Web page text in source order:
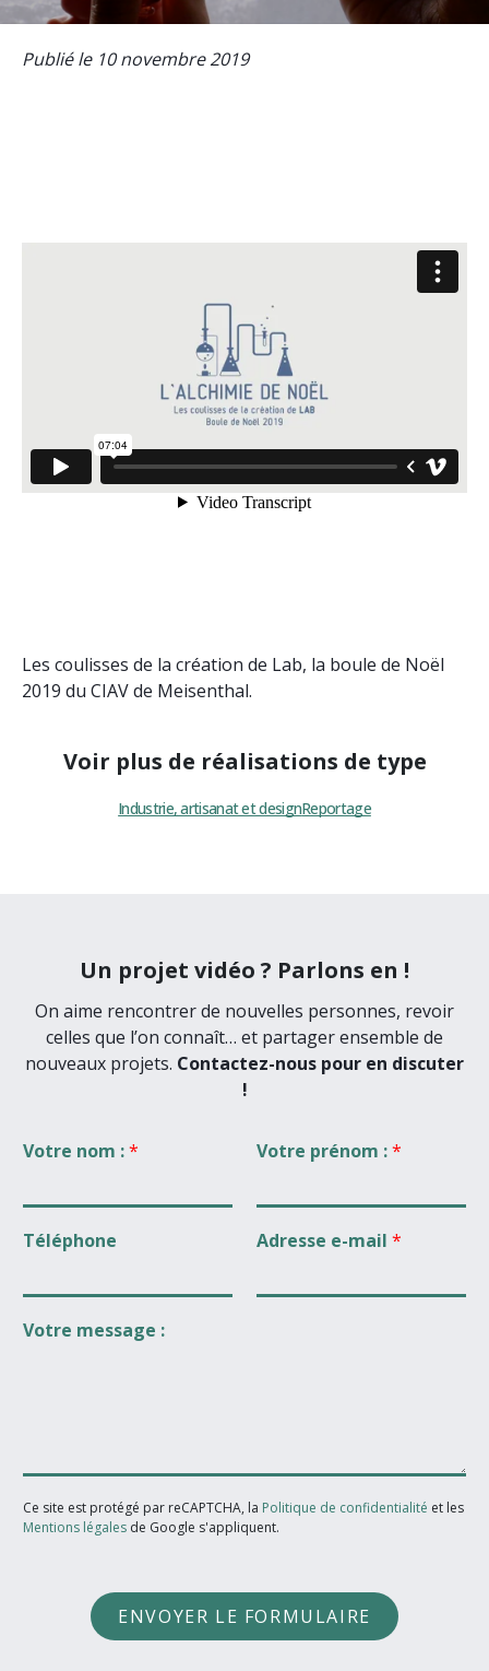
Publié le 10 novembre 2019
Les coulisses de la création de Lab, la boule de Noël
2019 du CIAV de Meisenthal.
Voir plus de réalisations de type
Industrie, artisanat et designReportage
Un projet vidéo ? Parlons en !
On aime rencontrer de nouvelles personnes, revoir
celles que l’on connaît… et partager ensemble de
nouveaux projets. Contactez-nous pour en discuter
!
Votre nom :* Votre prénom :*
Téléphone Adresse e-mail *
Votre message :
Ce site est protégé par reCAPTCHA, la Politique de confidentialité et les
Mentions légales de Google s'appliquent.
ENVOYER LE FORMULAIRE